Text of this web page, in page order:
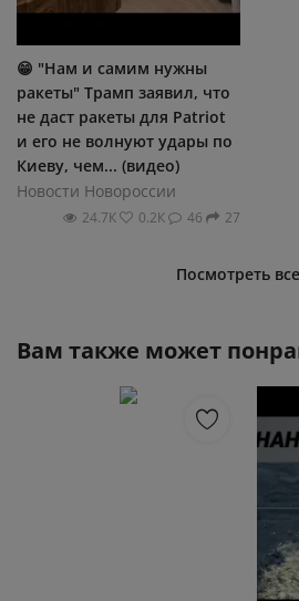
😁 "Нам и самим нужны
ракеты" Трамп заявил, что
не даст ракеты для Patriot
и его не волнуют удары по
Киеву, чем... (видео)
Новости Новороссии
24.7К 0.2К 46 27
Посмотреть все
Вам также может